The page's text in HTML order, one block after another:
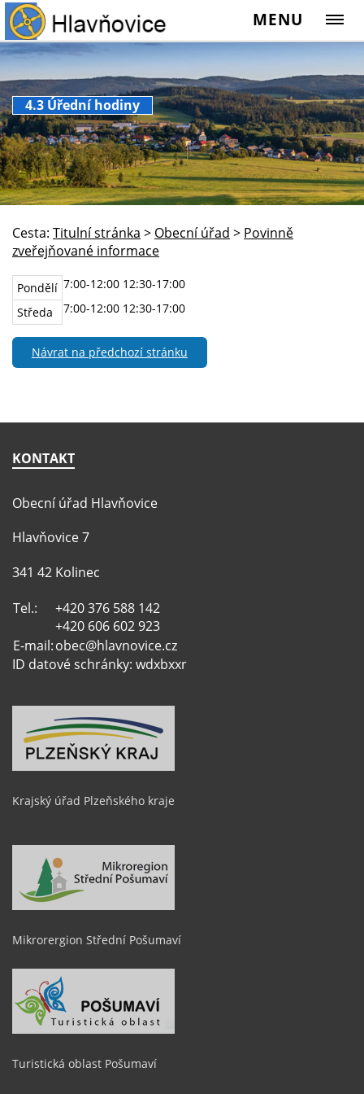
MENU
4.3 Úřední hodiny
Cesta: Titulní stránka > Obecní úřad > Povinně
zveřejňované informace
Pondělí 7:00-12:00 12:30-17:00
Středa
7:00-12:00 12:30-17:00
Návrat na předchozí stránku
KONTAKT
Obecní úřad Hlavňovice
Hlavňovice 7
341 42 Kolinec
Tel.:
+420 376 588 142
+420 606 602 923
E-mail:obec@hlavnovice.cz
ID datové schránky: wdxbxxr
Krajský úřad Plzeňského kraje
Mikrorergion Střední Pošumaví
Turistická oblast Pošumaví